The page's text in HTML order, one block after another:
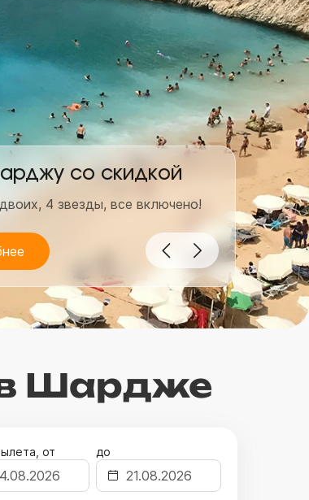
со скидкой
4 звезды, все включено! 7
Шардже
от до